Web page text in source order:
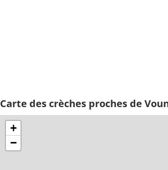
Carte des crèches proches de
+
−